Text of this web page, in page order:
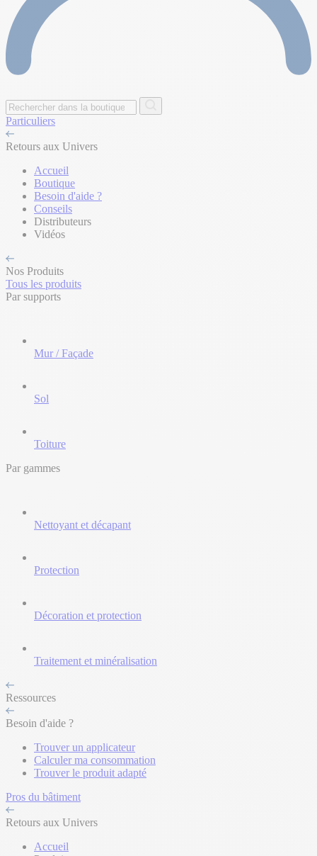
Particuliers
Retours aux Univers
Accueil
Boutique
Besoin d'aide ?
Conseils
Distributeurs
Vidéos
Nos Produits
Tous les produits
Par supports
Mur / Façade
Sol
Toiture
Par gammes
Nettoyant et décapant
Protection
Décoration et protection
Traitement et minéralisation
Ressources
Besoin d'aide ?
Trouver un applicateur
Calculer ma consommation
Trouver le produit adapté
Pros du bâtiment
Retours aux Univers
Accueil